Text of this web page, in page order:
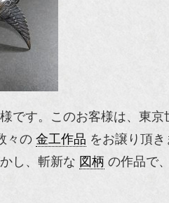
です。このお客様は、東京
々の 金工作品 をお譲り頂
し、斬新な 図柄 の作品で